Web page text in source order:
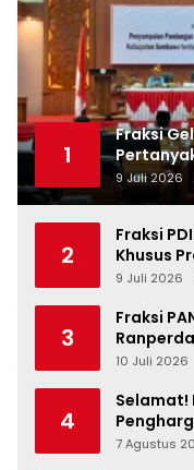
1
Fraksi
9 Juli 2026
2
Fraksi
Khusus
9 Juli 2026
3
Fraksi
2025,
10 Juli 2026
4
Selamat!
Kapolri
7 Agustus